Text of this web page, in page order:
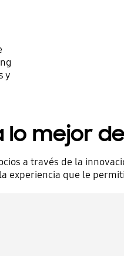
y
lo mejor
a través de la
experiencia que le